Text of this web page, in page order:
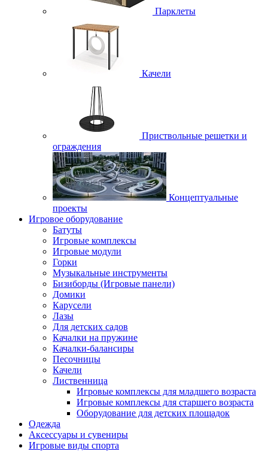
Парклеты
Качели
Приствольные решетки и
ограждения
Концептуальные
проекты
Игровое оборудование
Батуты
Игровые комплексы
Игровые модули
Горки
Музыкальные инструменты
Бизиборды (Игровые панели)
Домики
Карусели
Лазы
Для детских садов
Качалки на пружине
Качалки-балансиры
Песочницы
Качели
Лиственница
Игровые комплексы для младшего возраста
Игровые комплексы для старшего возраста
Оборудование для детских площадок
Одежда
Аксессуары и сувениры
Игровые виды спорта